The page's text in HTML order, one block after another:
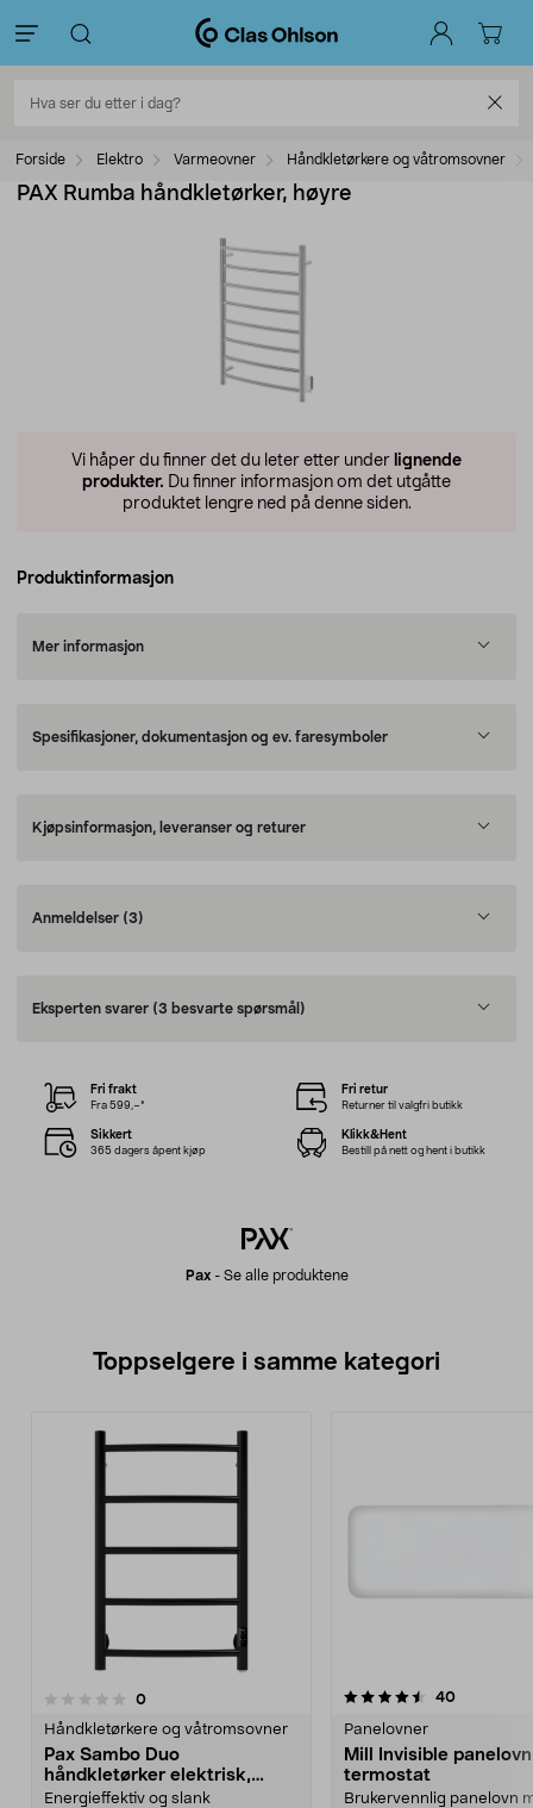
Forside Elektro Varmeovner Håndkletørkere og våtromsovner
PAX Rumba håndkletørker, høyre
Vi håper du finner det du leter etter under lignende
produkter. Du finner informasjon om det utgåtte
produktet lengre ned på denne siden.
Produktinformasjon
Mer informasjon
Spesifikasjoner, dokumentasjon og ev. faresymboler
Kjøpsinformasjon, leveranser og returer
Anmeldelser (3)
Eksperten svarer (3 besvarte spørsmål)
Pax- Se alle produktene
Fri frakt
Fra 599,–*
Fri retur
Returner til valgfri butikk
Sikkert
365 dagers åpent kjøp
Klikk&Hent
Bestill på nett og hent i butikk
Toppselgere i samme kategori
0anmeldelser
Håndkletørkere og våtromsovner
Pax Sambo Duo
håndkletørker elektrisk,
svart
Energieffektiv og slank
4.5 av 5 stjerner 40
Panelovner
Mill Invisible
termostat
Brukervennlig panelovn
4.5 av 5 stjerner